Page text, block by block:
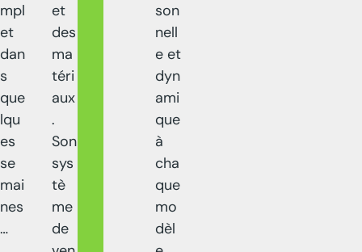
mpl
et
dan
s
que
lqu
es
se
mai
nes
…
et
des
ma
téri
aux
.
Son
sys
tè
me
de
son
nell
e et
dyn
ami
que
à
cha
que
mo
dèl